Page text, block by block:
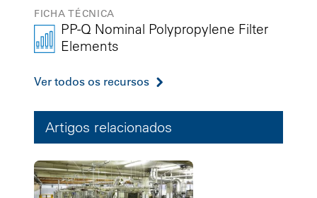
FICHA TÉCNICA
PP-Q Nominal Polypropylene Filter
Elements
Ver todos os recursos
Artigos relacionados